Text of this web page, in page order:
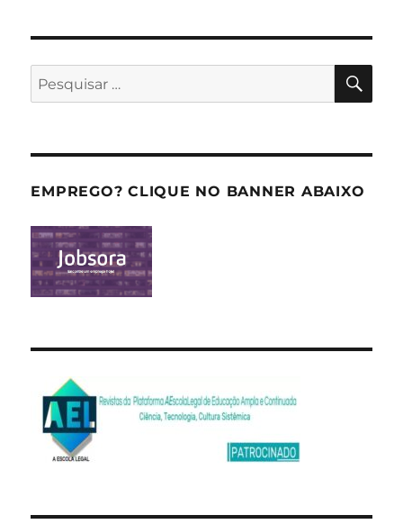
Pesquisar
por:
EMPREGO? CLIQUE NO BANNER ABAIXO